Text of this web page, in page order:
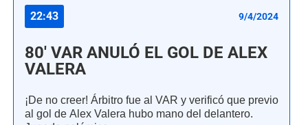
22:43 9/4/2024
80' VAR ANULÓ EL GOL DE ALEX
VALERA
¡De no creer! Árbitro fue al VAR y verificó que previo
al gol de Alex Valera hubo mano del delantero.